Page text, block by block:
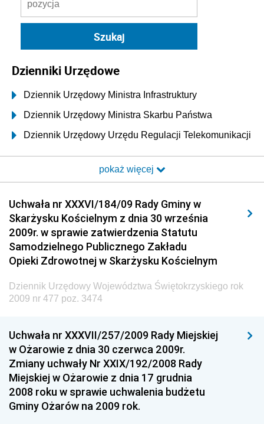
Dzienniki Urzędowe
Dziennik Urzędowy Ministra Infrastruktury
Dziennik Urzędowy Ministra Skarbu Państwa
Dziennik Urzędowy Urzędu Regulacji Telekomunikacji
Dziennik Urzędowy Ministra Transportu i Budownictwa
Elektronicznej
Dziennik Urzędowy Ministra Spraw Wewnętrznych i
Administracji
Dziennik Urzędowy Ministra Transportu
Dziennik Urzędowy Ministra Budownictwa
Dziennik Urzędowy Ministra Nauki i Szkolnictwa
Dziennik Urzędowy Głównego Urzędu Miar
Dziennik Urzędowy Ministra Rolnictwa i Rozwoju Wsi
Dziennik Urzędowy Ministra Edukacji Narodowej i
Sportu
Dziennik Urzędowy Ministra Edukacji i Nauki
pokaż więcej
Uchwała nr XXXVI/184/09 Rady Gminy w
Skarżysku Kościelnym z dnia 30 września
2009r. w sprawie zatwierdzenia Statutu
Samodzielnego Publicznego Zakładu
Opieki Zdrowotnej w Skarżysku Kościelnym
Dziennik Urzędowy Województwa Świętokrzyskiego rok
2009 nr 477 poz. 3474
Uchwała nr XXXVII/257/2009 Rady Miejskiej
w Ożarowie z dnia 30 czerwca 2009r.
Zmiany uchwały Nr XXIX/192/2008 Rady
Miejskiej w Ożarowie z dnia 17 grudnia
2008 roku w sprawie uchwalenia budżetu
Gminy Ożarów na 2009 rok.